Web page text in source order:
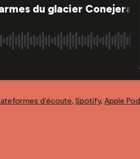
d'écoute,Spotify,Apple